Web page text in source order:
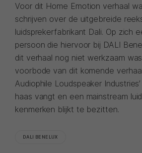
Voor dit Home Emotion verhaal
schrijven over de uitgebreide
luidsprekerfabrikant Dali. Op zich
persoon die hiervoor bij DALI
dit verhaal nog niet werkzaam
voorbode van dit komende
Audiophile Loudspeaker
haas vangt en een mainstream
kenmerken blijkt te bezitten.
DALI BENELUX